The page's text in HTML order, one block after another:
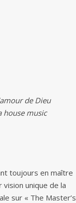
de Dieu
house music
toujours en maître
unique de la
sur « The Master’s